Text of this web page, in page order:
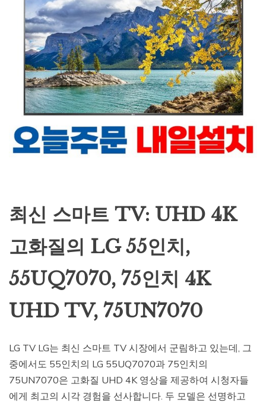
최신 스마트 TV: UHD 4K
고화질의 LG 55인치,
55UQ7070, 75인치 4K
UHD TV, 75UN7070
LG TV LG는 최신 스마트 TV 시장에서 군림하고 있는데, 그
중에서도 55인치의 LG 55UQ7070과 75인치의
75UN7070은 고화질 UHD 4K 영상을 제공하여 시청자들
에게 최고의 시각 경험을 선사합니다. 두 모델은 선명하고